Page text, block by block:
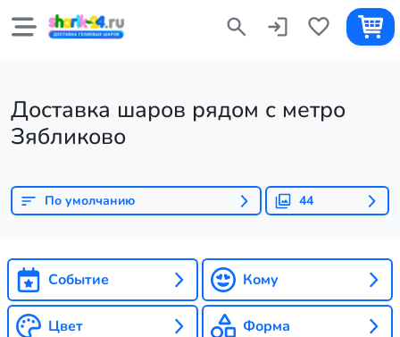
Доставка шаров рядом с метро
Зябликово
По умолчанию 44
Событие Кому
Цвет Форма